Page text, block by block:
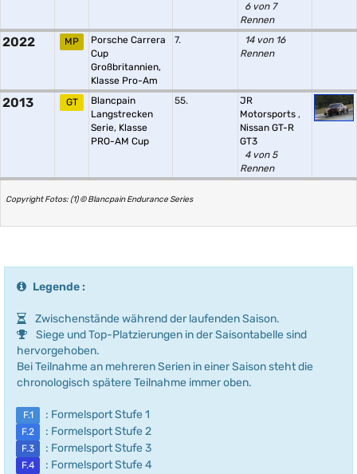
6 von 7
Rennen
2022 MP
Porsche Carrera
Cup
Großbritannien,
Klasse Pro-Am
7.
14 von 16
Rennen
2013 GT
Blancpain
Langstrecken
Serie, Klasse
PRO-AM Cup
55.
JR
Motorsports ,
Nissan GT-R
GT3
4 von 5
Rennen
Copyright Fotos: (1) © Blancpain Endurance Series
Legende :
Zwischenstände während der laufenden Saison.
Siege und Top-Platzierungen in der Saisontabelle sind
hervorgehoben.
Bei Teilnahme an mehreren Serien in einer Saison steht die
chronologisch spätere Teilnahme immer oben.
F.1 : Formelsport Stufe 1
F.2 : Formelsport Stufe 2
F.3 : Formelsport Stufe 3
F.4 : Formelsport Stufe 4